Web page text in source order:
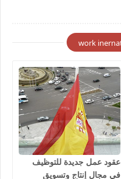
عقود عمل جديدة للتوظيف
في مجال إنتاج وتسويق